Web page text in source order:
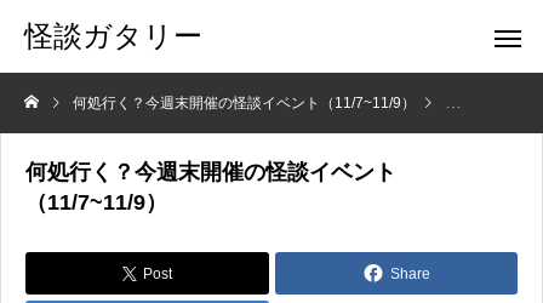
怪談ガタリー
何処行く？今週末開催の怪談イベント（11/7~11/9） ニュース
何処行く？今週末開催の怪談イベント
（11/7~11/9）
Post Share